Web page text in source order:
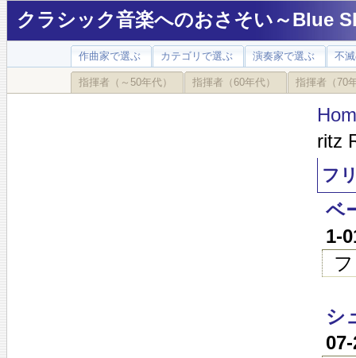
クラシック音楽へのおさそい～Blue
作曲家で選ぶ カテゴリで選ぶ 演奏家で選ぶ 不
指揮者（～50年代） 指揮者（60年代） 指揮者（70
ritz
フ
ベ
1-
シ